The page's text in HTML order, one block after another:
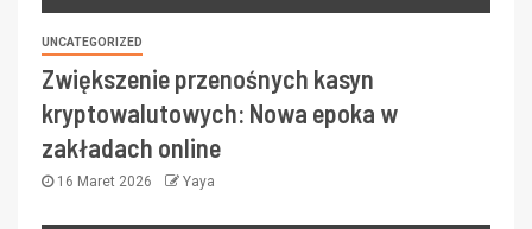
UNCATEGORIZED
Zwiększenie przenośnych kasyn
kryptowalutowych: Nowa epoka w
zakładach online
16 Maret 2026 Yaya